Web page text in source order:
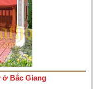
ở Bắc Giang